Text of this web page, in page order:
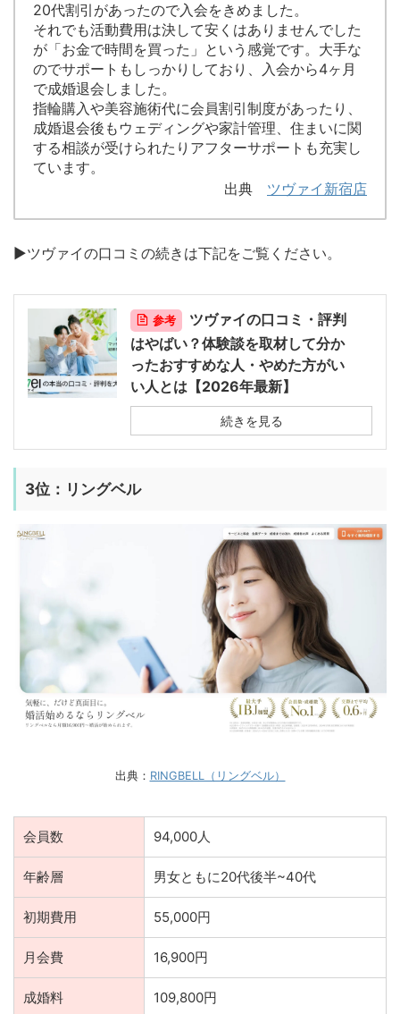
20代割引があったので入会をきめました。
それでも活動費用は決して安くはありませんでした
が「お金で時間を買った」という感覚です。大手な
のでサポートもしっかりしており、入会から4ヶ月
で成婚退会しました。
指輪購入や美容施術代に会員割引制度があったり、
成婚退会後もウェディングや家計管理、住まいに関
する相談が受けられたりアフターサポートも充実し
ています。
出典 ツヴァイ新宿店
▶︎ツヴァイの口コミの続きは下記をご覧ください。
参考
ツヴァイの口コミ・評判
はやばい？体験談を取材して分か
ったおすすめな人・やめた方がい
い人とは【2026年最新】
続きを見る
3位：リングベル
出典： RINGBELL（リングベル）
会員数 94,000人
年齢層 男女ともに20代後半~40代
初期費用 55,000円
月会費 16,900円
成婚料 109,800円